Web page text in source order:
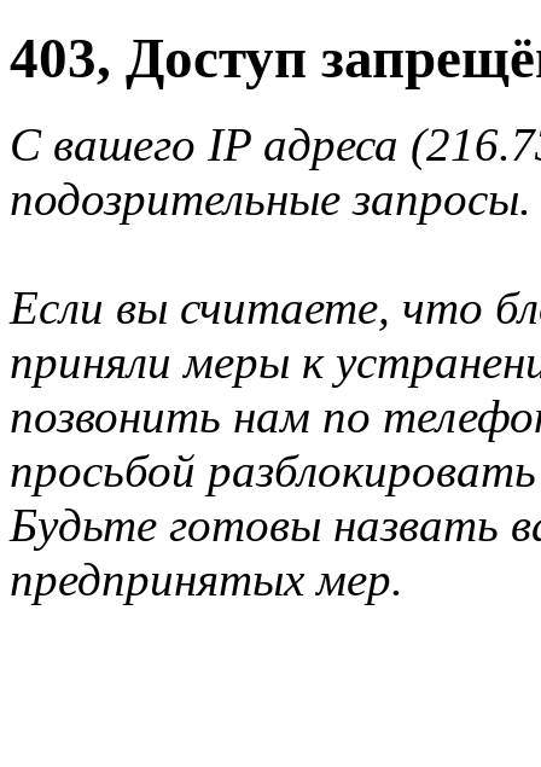
403, Доступ
С вашего IP адреса
подозрительные запросы.
Если вы считаете, что
приняли меры к
позвонить нам по
просьбой
Будьте готовы назвать
предпринятых мер.